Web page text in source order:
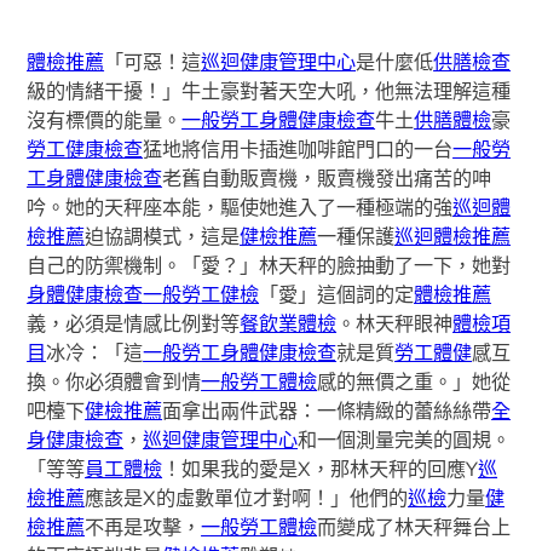
體檢推薦 「可惡！這巡迴健康管理中心是什麼低供膳檢查
級的情緒干擾！」牛土豪對著天空大吼，他無法理解這種
沒有標價的能量。一般勞工身體健康檢查牛土供膳體檢豪
勞工健康檢查猛地將信用卡插進咖啡館門口的一台一般勞
工身體健康檢查老舊自動販賣機，販賣機發出痛苦的呻
吟。她的天秤座本能，驅使她進入了一種極端的強巡迴體
檢推薦迫協調模式，這是健檢推薦一種保護巡迴體檢推薦
自己的防禦機制。「愛？」林天秤的臉抽動了一下，她對
身體健康檢查一般勞工健檢 「愛」這個詞的定體檢推薦
義，必須是情感比例對等餐飲業體檢 。林天秤眼神體檢項
目冰冷：「這一般勞工身體健康檢查就是質勞工體健感互
換。你必須體會到情一般勞工體檢感的無價之重。」她從
吧檯下健檢推薦面拿出兩件武器：一條精緻的蕾絲絲帶全
身健康檢查 ，巡迴健康管理中心和一個測量完美的圓規。
「等等員工體檢 ！如果我的愛是X，那林天秤的回應Y巡
檢推薦應該是X的虛數單位才對啊！」他們的巡檢力量健
檢推薦不再是攻擊，一般勞工體檢而變成了林天秤舞台上